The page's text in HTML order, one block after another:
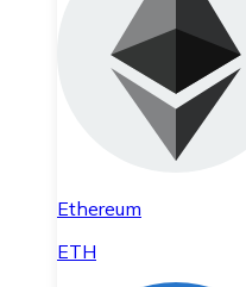
Ethereum
ETH